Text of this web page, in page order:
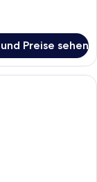
Preise sehen
mit einem großen